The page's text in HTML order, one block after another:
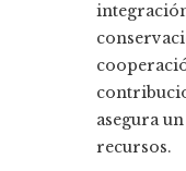
asegura
recursos.